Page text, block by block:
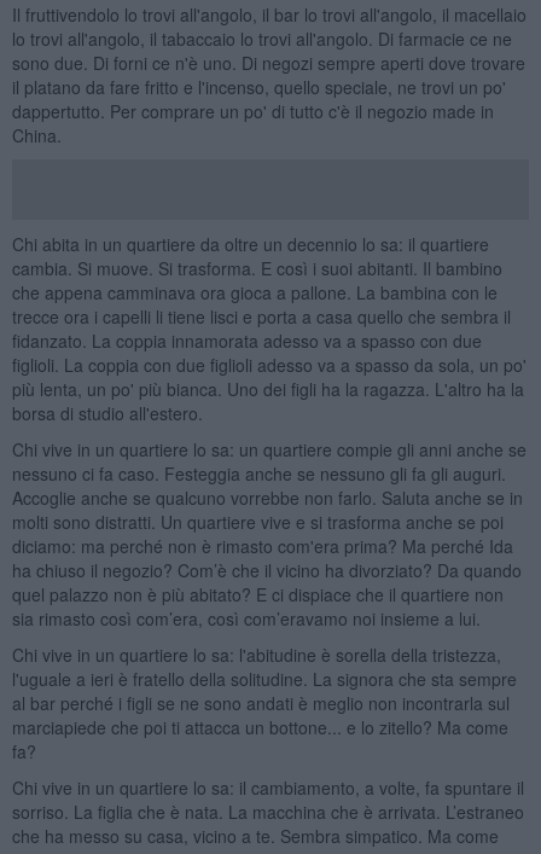
Il fruttivendolo lo trovi all'angolo, il bar lo trovi all'angolo, il macellaio
lo trovi all'angolo, il tabaccaio lo trovi all'angolo. Di farmacie ce ne
sono due. Di forni ce n'è uno. Di negozi sempre aperti dove trovare
il platano da fare fritto e l'incenso, quello speciale, ne trovi un po'
dappertutto. Per comprare un po' di tutto c'è il negozio made in
China.
Chi abita in un quartiere da oltre un decennio lo sa: il quartiere
cambia. Si muove. Si trasforma. E così i suoi abitanti. Il bambino
che appena camminava ora gioca a pallone. La bambina con le
trecce ora i capelli li tiene lisci e porta a casa quello che sembra il
fidanzato. La coppia innamorata adesso va a spasso con due
figlioli. La coppia con due figlioli adesso va a spasso da sola, un po'
più lenta, un po' più bianca. Uno dei figli ha la ragazza. L'altro ha la
borsa di studio all'estero.
Chi vive in un quartiere lo sa: un quartiere compie gli anni anche se
nessuno ci fa caso. Festeggia anche se nessuno gli fa gli auguri.
Accoglie anche se qualcuno vorrebbe non farlo. Saluta anche se in
molti sono distratti. Un quartiere vive e si trasforma anche se poi
diciamo: ma perché non è rimasto com'era prima? Ma perché Ida
ha chiuso il negozio? Com’è che il vicino ha divorziato? Da quando
quel palazzo non è più abitato? E ci dispiace che il quartiere non
sia rimasto così com’era, così com’eravamo noi insieme a lui.
Chi vive in un quartiere lo sa: l'abitudine è sorella della tristezza,
l'uguale a ieri è fratello della solitudine. La signora che sta sempre
al bar perché i figli se ne sono andati è meglio non incontrarla sul
marciapiede che poi ti attacca un bottone... e lo zitello? Ma come
fa?
Chi vive in un quartiere lo sa: il cambiamento, a volte, fa spuntare il
sorriso. La figlia che è nata. La macchina che è arrivata. L’estraneo
che ha messo su casa, vicino a te. Sembra simpatico. Ma come